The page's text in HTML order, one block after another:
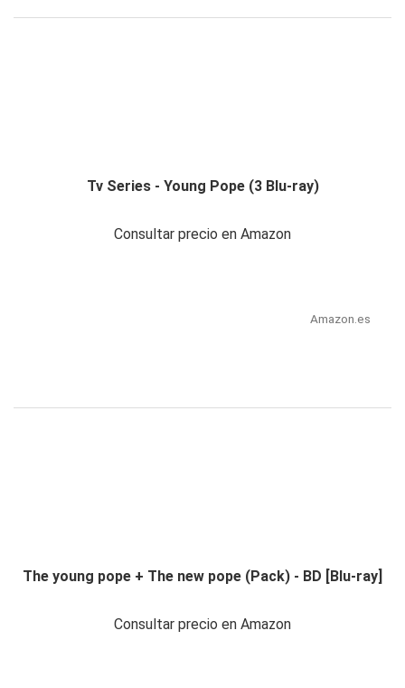
Tv Series - Young Pope (3 Blu-ray)
Consultar precio en Amazon
Amazon.es
The young pope + The new pope (Pack) - BD [Blu-ray]
Consultar precio en Amazon